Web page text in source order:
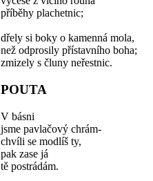
příběhy plachetnic;
dřely si boky o kamenná mola,
než odprosily přístavního boha;
zmizely s čluny neřestnic.
POUTA
V básni
jsme pavlačový chrám-
chvíli se modlíš ty,
pak zase já
tě postrádám.